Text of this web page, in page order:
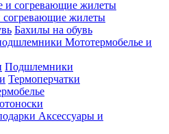
жилеты
Бахилы на обувь
Мототермобелье и
Подшлемники
Термоперчатки
Аксессуары и